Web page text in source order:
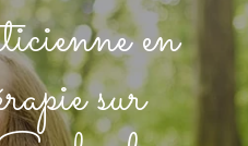
en
sur